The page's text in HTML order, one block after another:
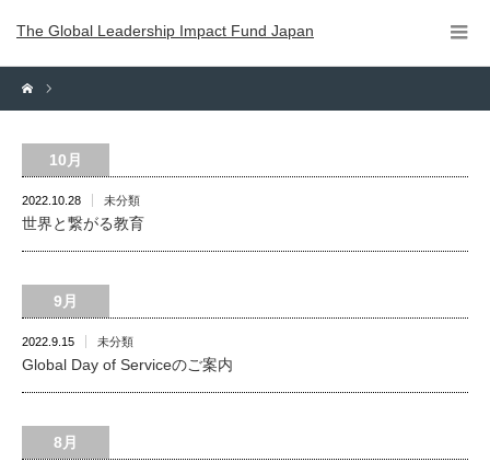
The Global Leadership Impact Fund Japan
10月
2022.10.28 未分類
世界と繋がる教育
9月
2022.9.15 未分類
Global Day of Serviceのご案内
8月